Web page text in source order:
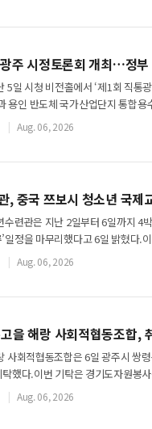
주 시정토론회 개최…정부
5일 시청 비전홀에서 ‘제1회 직통
용인 반도체 국가산업단지 통합
심의 회의 방식에서 벗어나 부서별
Aug. 06, 2026
, 중국 쯔보시 청소년 국제
련관은 지난 2일부터 6일까지 4
일정을 마무리했다고 6일 밝혔다.
정에 대한 답방으로 마련됐다.
Aug. 06, 2026
을 해랑 사회적협동조합,
사회적협동조합은 6일 광주시 쌍
했다.이번 기탁은 경기도자원봉
의 하나로 지역사회 나눔 문화 확
Aug. 06, 2026